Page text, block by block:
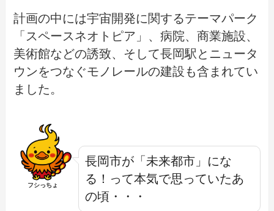
計画の中には宇宙開発に関するテーマパーク
「スペースネオトピア」、病院、商業施設、
美術館などの誘致、そして長岡駅とニュータ
ウンをつなぐモノレールの建設も含まれてい
ました。
フシっちょ
長岡市が「未来都市」にな
る！って本気で思っていたあ
の頃・・・